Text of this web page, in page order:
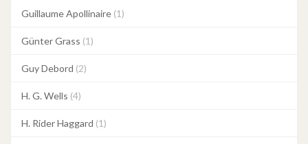
Guillaume Apollinaire (1)
Günter Grass (1)
Guy Debord (2)
H. G. Wells (4)
H. Rider Haggard (1)